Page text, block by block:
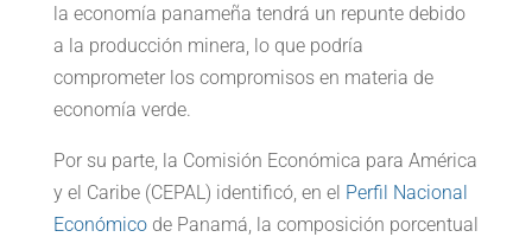
la economía panameña tendrá un repunte debido
a la producción minera, lo que podría
comprometer los compromisos en materia de
economía verde.
Por su parte, la Comisión Económica para América
y el Caribe (CEPAL) identificó, en el Perfil Nacional
Económicode Panamá, la composición porcentual